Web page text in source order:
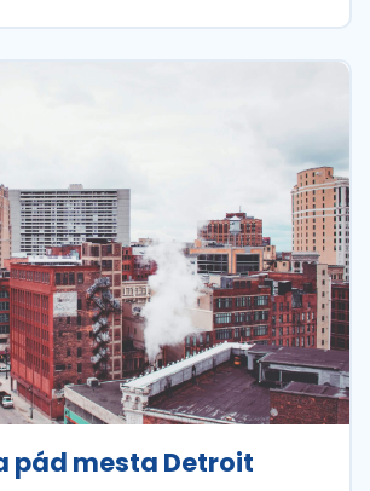
pád mesta Detroit